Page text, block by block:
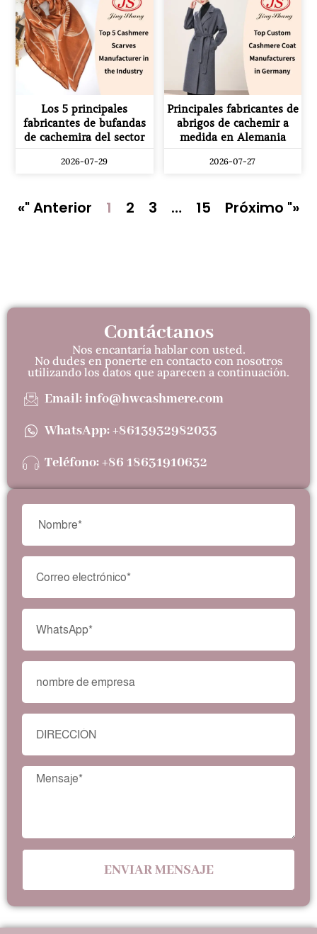
Los 5 principales
fabricantes de bufandas
de cachemira del sector
2026-07-29
Principales fabricantes de
abrigos de cachemir a
medida en Alemania
2026-07-27
«" Anterior 1 2 3 … 15 Próximo "»
Contáctanos
Nos encantaría hablar con usted.
No dudes en ponerte en contacto con nosotros
utilizando los datos que aparecen a continuación.
Email: info@hwcashmere.com
WhatsApp: +8613932982033
Teléfono: +86 18631910632
ENVIAR MENSAJE